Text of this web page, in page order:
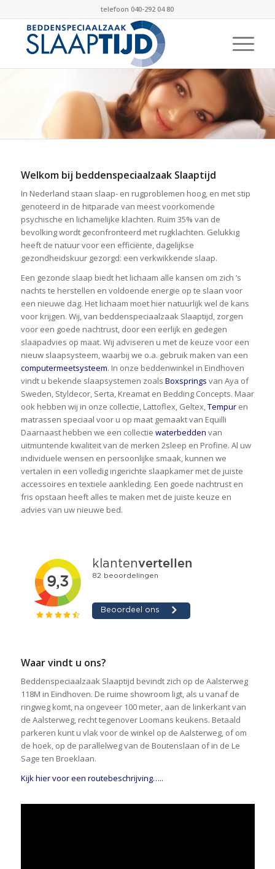
telefoon 040-292 04 80
Welkom bij beddenspeciaalzaak Slaaptijd
In Nederland staan slaap- en rugproblemen hoog, en met stip
genoteerd in de hitparade van meest voorkomende
psychische en lichamelijke klachten. Ruim 35% van de
bevolking wordt geconfronteerd met rugklachten. Gelukkig
heeft de natuur voor een efficiënte, dagelijkse
gezondheidskuur gezorgd: een verkwikkende slaap.
Een gezonde slaap biedt het lichaam alle kansen om zich ’s
nachts te herstellen en voldoende energie op te slaan voor
een nieuwe dag. Het lichaam moet hier natuurlijk wel de kans
voor krijgen. Wij, van beddenspeciaalzaak Slaaptijd, zorgen
voor een goede nachtrust, door een eerlijk en gedegen
slaapadvies op maat. Wij adviseren u met de keuze voor een
nieuw slaapsysteem, waarbij we o.a. gebruik maken van een
computermeetsysteem. In onze beddenwinkel in Eindhoven
vindt u bekende slaapsystemen zoals Boxsprings van Aya of
Sweden, Styldecor, Serta, Kreamat en Bedding Concepts. Maar
ook hebben wij in onze collectie, Lattoflex, Geltex,Tempuren
matrassen speciaal voor u op maat gemaakt van Equilli
Daarnaast hebben we een collectie waterbedden van
uitmuntende kwaliteit van de merken 2sleep en Profine. Al uw
individuele wensen en persoonlijke smaak, kunnen we
vertalen in een volledig ingerichte slaapkamer met de juiste
accessoires en textiele aankleding. Een goede nachtrust en
fris opstaan heeft alles te maken met de juiste keuze en
advies van uw nieuwe bed.
Waar vindt u ons?
Beddenspeciaalzaak Slaaptijd bevindt zich op de Aalsterweg
118M in Eindhoven. De ruime showroom ligt, als u vanaf de
ringweg komt, na ongeveer 100 meter, aan de linkerkant van
de Aalsterweg, recht tegenover Loomans keukens. Betaald
parkeren kunt u vlak voor de winkel op de Aalsterweg, of om
de hoek, op de parallelweg van de Boutenslaan of in de Le
Sage ten Broeklaan.
Kijk hier voor een routebeschrijving…..